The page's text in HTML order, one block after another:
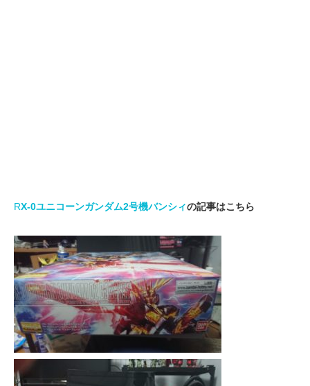
RX-0ユニコーンガンダム2号機バンシィの記事はこちら